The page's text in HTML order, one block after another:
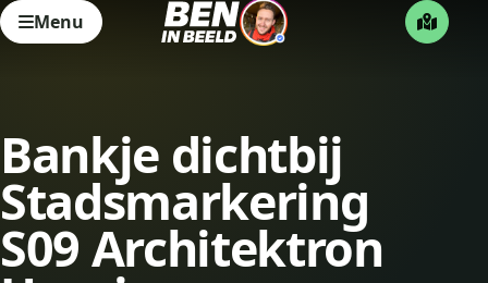
Menu
Bankje dichtbij
Stadsmarkering
S09 Architektron